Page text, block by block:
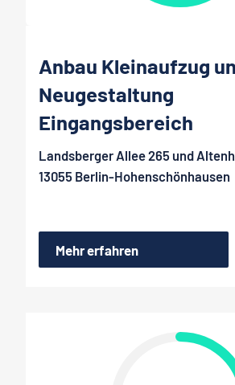
Anbau Kleinaufzug
Neugestaltung
Eingangsbereich
Landsberger Allee 265 und
13055 Berlin-Hohenschönhausen
Mehr erfahren